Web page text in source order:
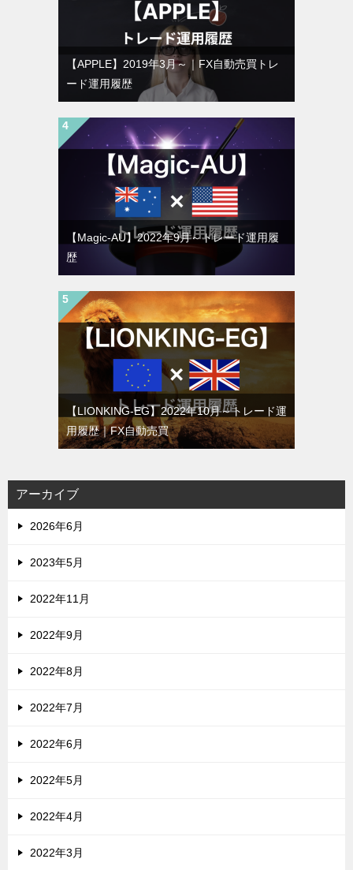
【APPLE】2019年3月～｜FX自動売買トレ
ード運用履歴
【Magic-AU】2022年9月～トレード運用履
歴
【LIONKING-EG】2022年10月～トレード運
用履歴｜FX自動売買
アーカイブ
2026年6月
2023年5月
2022年11月
2022年9月
2022年8月
2022年7月
2022年6月
2022年5月
2022年4月
2022年3月